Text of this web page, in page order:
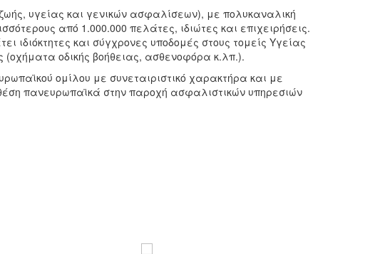
υγείας και γενικών ασφαλίσεων), με πολυκαναλική
από 1.000.000 πελάτες, ιδιώτες και επιχειρήσεις.
ιδιόκτητες και σύγχρονες υποδομές στους τομείς Υγείας
(οχήματα οδικής βοήθειας, ασθενοφόρα κ.λπ.).
ομίλου με συνεταιριστικό χαρακτήρα και με
πανευρωπαϊκά στην παροχή ασφαλιστικών υπηρεσιών